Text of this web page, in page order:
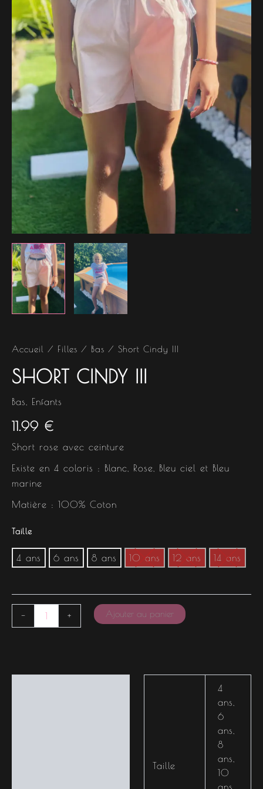
Accueil / Filles / Bas / Short Cindy III
SHORT CINDY III
Bas Enfants
11.99 €
Short rose avec ceinture
Existe en 4 coloris : Blanc, Rose, Bleu ciel et Bleu
marine
Matière : 100% Coton
Taille
4 ans 6 ans 8 ans 10 ans 12 ans 14 ans
- + Ajouter au panier
Taille
4
ans
6
ans
8
ans
10
ans